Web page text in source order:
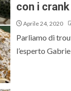
con i crank
Aprile 24, 2020
Parliamo di
l’esperto